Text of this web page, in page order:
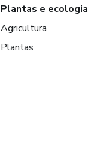
Plantas e ecologia
Agricultura
Plantas